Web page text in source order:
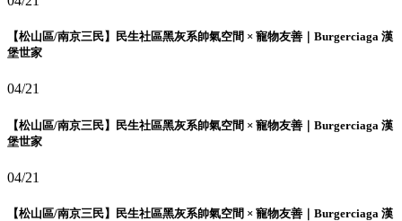
【松山區/南京三民】民生社區黑灰系帥氣空間 × 寵物友善｜Burgerciaga 漢
堡世家
04/21
【松山區/南京三民】民生社區黑灰系帥氣空間 × 寵物友善｜Burgerciaga 漢
堡世家
04/21
【松山區/南京三民】民生社區黑灰系帥氣空間 × 寵物友善｜Burgerciaga 漢